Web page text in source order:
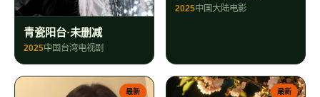
青瓷阳台·未删减
2025中国台湾电视剧
2025中国大陆电影
最新 最新